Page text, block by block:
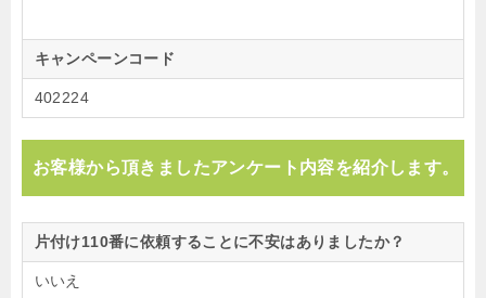
キャンペーンコード
402224
お客様から頂きましたアンケート内容を紹介します。
片付け110番に依頼することに不安はありましたか？
いいえ